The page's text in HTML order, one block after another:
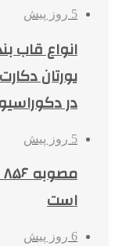
5 روز پیش
انواع قاب
یورتان
در
5 روز پیش
است
6 روز پیش